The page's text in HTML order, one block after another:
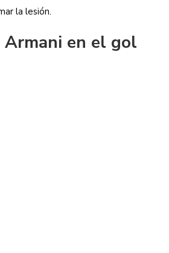
la lesión.
Armani en el gol